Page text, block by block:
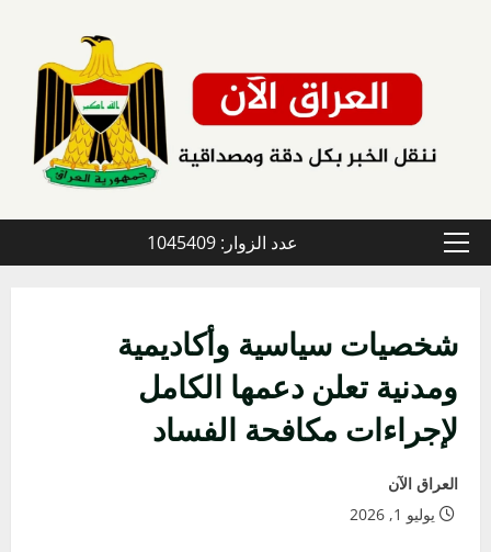
القائمة
عدد الزوار: 1045409
شخصيات سياسية وأكاديمية
ومدنية تعلن دعمها الكامل
لإجراءات مكافحة الفساد
العراق الآن
يوليو 1, 2026